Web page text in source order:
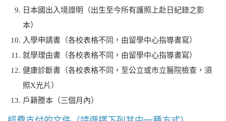
日本國出入境證明（出生至今所有護照上赴日紀錄之影
本）
入學申請書（各校表格不同，由留學中心指導書寫）
就學理由書（各校表格不同，由留學中心指導書寫）
健康診斷書（各校表格不同，至公立或市立醫院檢查，須
照X光片）
戶籍謄本（三個月內）